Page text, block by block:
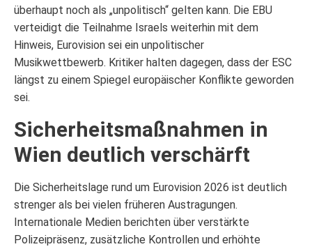
überhaupt noch als „unpolitisch“ gelten kann. Die EBU
verteidigt die Teilnahme Israels weiterhin mit dem
Hinweis, Eurovision sei ein unpolitischer
Musikwettbewerb. Kritiker halten dagegen, dass der ESC
längst zu einem Spiegel europäischer Konflikte geworden
sei.
Sicherheitsmaßnahmen in
Wien deutlich verschärft
Die Sicherheitslage rund um Eurovision 2026 ist deutlich
strenger als bei vielen früheren Austragungen.
Internationale Medien berichten über verstärkte
Polizeipräsenz, zusätzliche Kontrollen und erhöhte